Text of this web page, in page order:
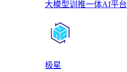
大模型训推一体AI平台
极星